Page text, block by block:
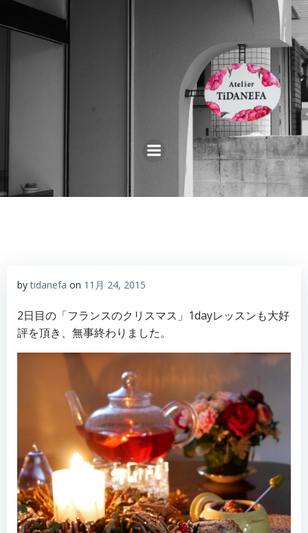
プ
bytidanefa on 11月 24, 2015
2日目の「フランスのクリスマス」1dayレッスンも大好
評を頂き、無事終わりました。